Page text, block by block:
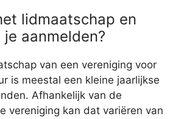
lidmaatschap en
aanmelden?
van een vereniging voor
is meestal een kleine jaarlijkse
Afhankelijk van de
vereniging kan dat variëren van